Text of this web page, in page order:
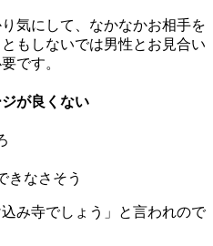
気にして、なかなかお相手を
もしないでは男性とお見合い
です。
が良くない
きなさそう
み寺でしょう」と言われので